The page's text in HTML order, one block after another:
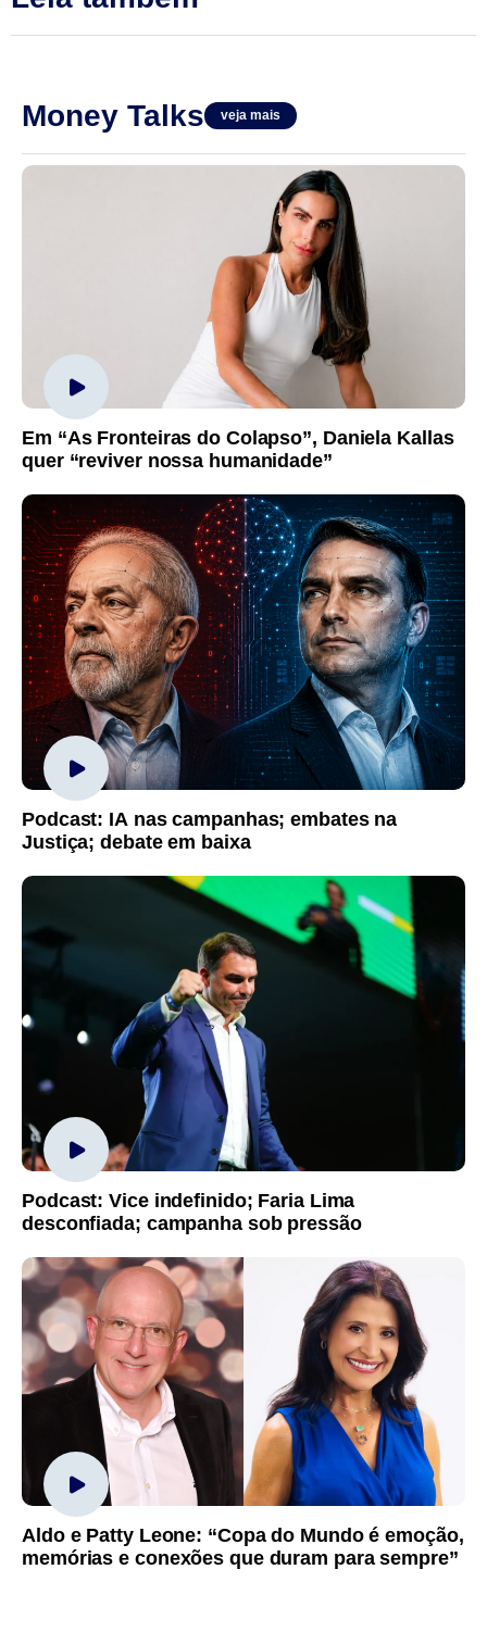
Money Talks veja mais
Em “As Fronteiras do Colapso”, Daniela Kallas
quer “reviver nossa humanidade”
Podcast: IA nas campanhas; embates na
Justiça; debate em baixa
Podcast: Vice indefinido; Faria Lima
desconfiada; campanha sob pressão
Aldo e Patty Leone: “Copa do Mundo é emoção,
memórias e conexões que duram para sempre”